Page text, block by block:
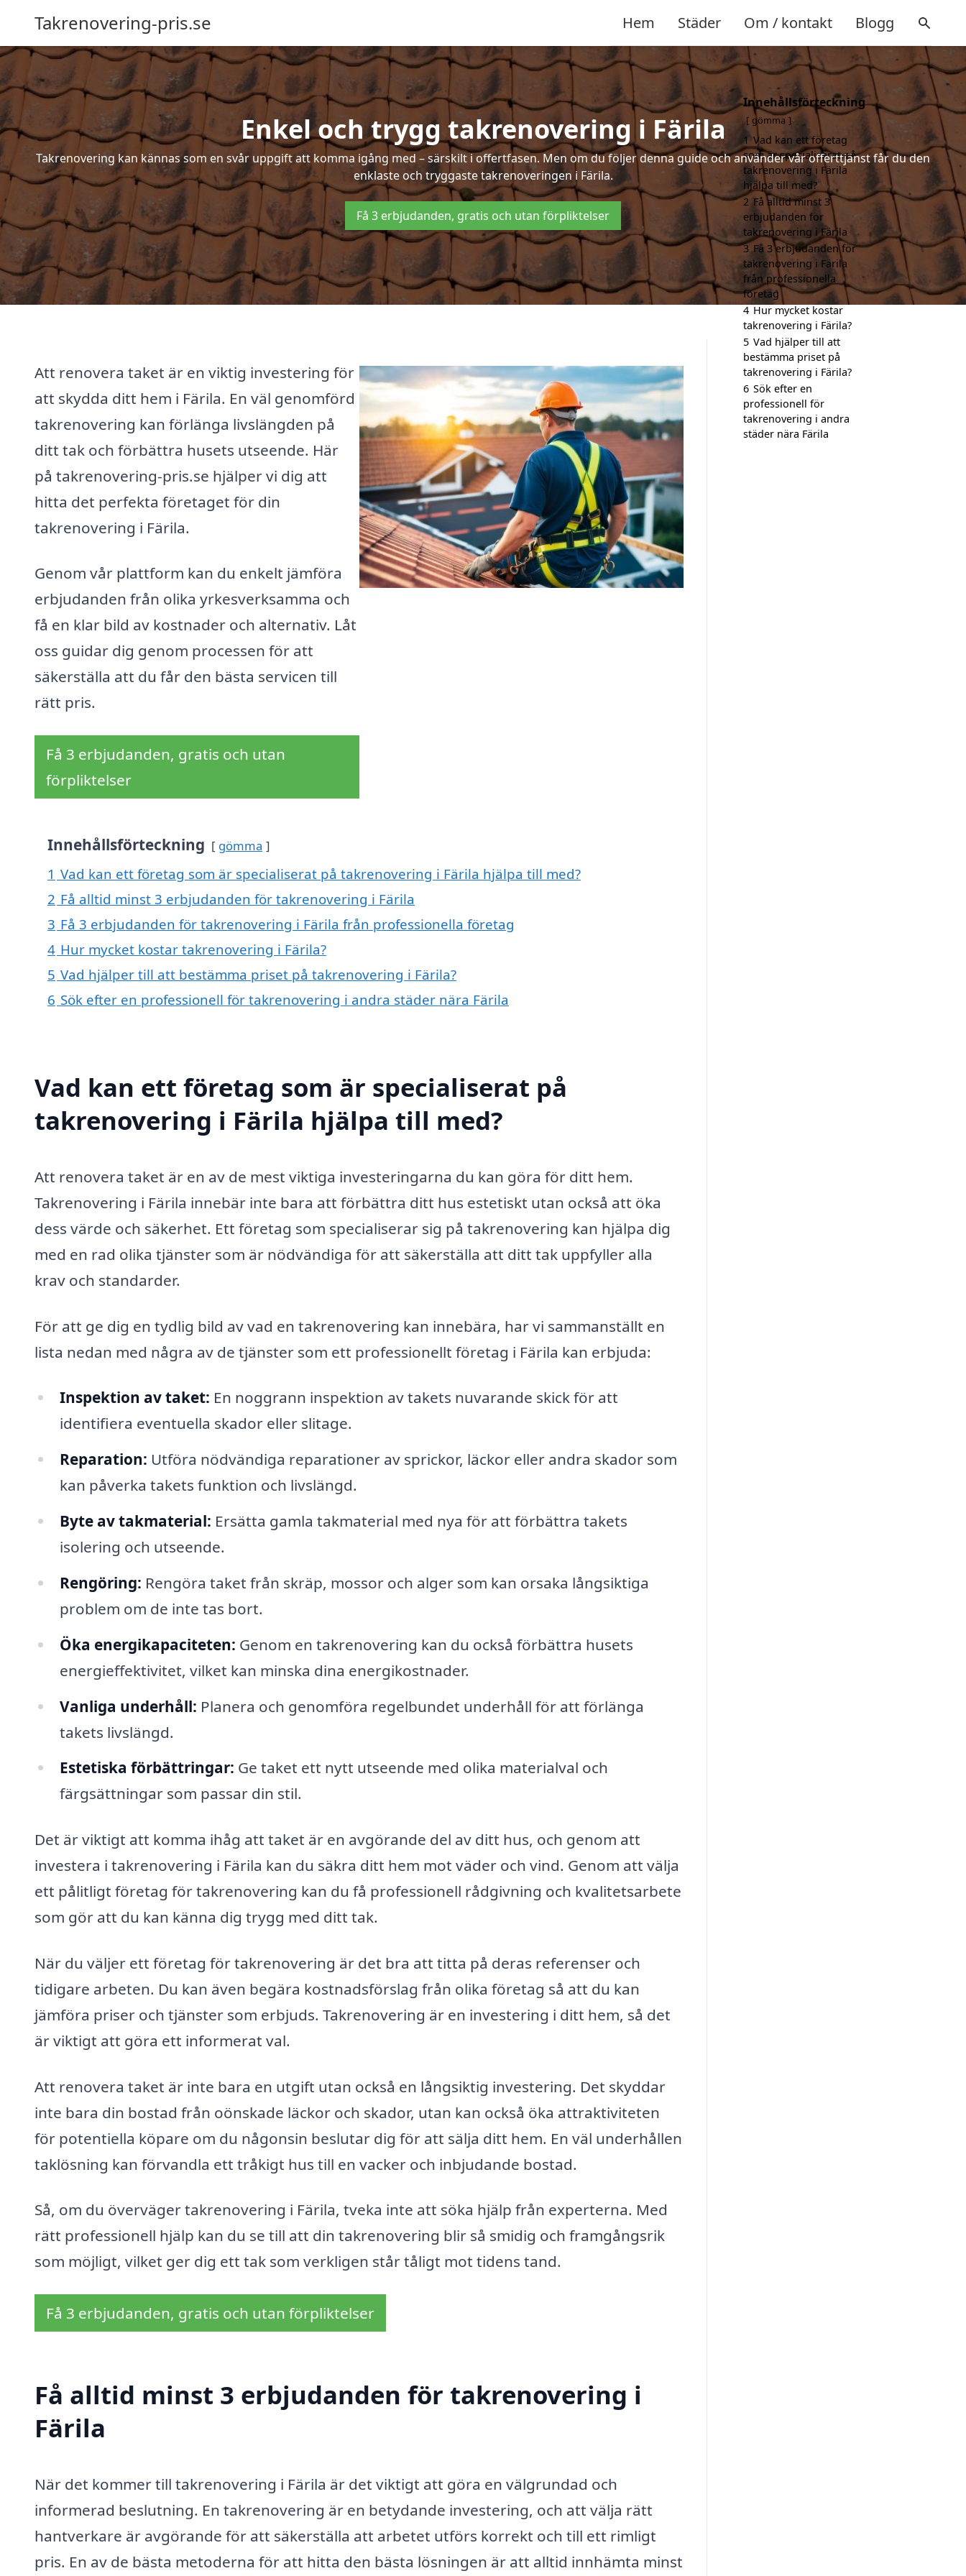
Takrenovering-pris.se Hem Städer Om / kontakt Blogg
Enkel och trygg takrenovering i Färila
Takrenovering kan kännas som en svår uppgift att komma igång med – särskilt i offertfasen. Men om du följer denna guide och använder vår offerttjänst får du den
enklaste och tryggaste takrenoveringen i Färila.
Få 3 erbjudanden, gratis och utan förpliktelser
Att renovera taket är en viktig investering för
att skydda ditt hem i Färila. En väl genomförd
takrenovering kan förlänga livslängden på
ditt tak och förbättra husets utseende. Här
på takrenovering-pris.se hjälper vi dig att
hitta det perfekta företaget för din
takrenovering i Färila.
Genom vår plattform kan du enkelt jämföra
erbjudanden från olika yrkesverksamma och
få en klar bild av kostnader och alternativ. Låt
oss guidar dig genom processen för att
säkerställa att du får den bästa servicen till
rätt pris.
Få 3 erbjudanden, gratis och utan
förpliktelser
Innehållsförteckning gömma
1 Vad kan ett företag som är specialiserat på takrenovering i Färila hjälpa till med?
2 Få alltid minst 3 erbjudanden för takrenovering i Färila
3 Få 3 erbjudanden för takrenovering i Färila från professionella företag
4 Hur mycket kostar takrenovering i Färila?
5 Vad hjälper till att bestämma priset på takrenovering i Färila?
6 Sök efter en professionell för takrenovering i andra städer nära Färila
Vad kan ett företag som är specialiserat på
takrenovering i Färila hjälpa till med?
Att renovera taket är en av de mest viktiga investeringarna du kan göra för ditt hem.
Takrenovering i Färila innebär inte bara att förbättra ditt hus estetiskt utan också att öka
dess värde och säkerhet. Ett företag som specialiserar sig på takrenovering kan hjälpa dig
med en rad olika tjänster som är nödvändiga för att säkerställa att ditt tak uppfyller alla
krav och standarder.
För att ge dig en tydlig bild av vad en takrenovering kan innebära, har vi sammanställt en
lista nedan med några av de tjänster som ett professionellt företag i Färila kan erbjuda:
Inspektion av taket: En noggrann inspektion av takets nuvarande skick för att
identifiera eventuella skador eller slitage.
Reparation: Utföra nödvändiga reparationer av sprickor, läckor eller andra skador som
kan påverka takets funktion och livslängd.
Byte av takmaterial: Ersätta gamla takmaterial med nya för att förbättra takets
isolering och utseende.
Rengöring: Rengöra taket från skräp, mossor och alger som kan orsaka långsiktiga
problem om de inte tas bort.
Öka energikapaciteten: Genom en takrenovering kan du också förbättra husets
energieffektivitet, vilket kan minska dina energikostnader.
Vanliga underhåll: Planera och genomföra regelbundet underhåll för att förlänga
takets livslängd.
Estetiska förbättringar: Ge taket ett nytt utseende med olika materialval och
färgsättningar som passar din stil.
Det är viktigt att komma ihåg att taket är en avgörande del av ditt hus, och genom att
investera i takrenovering i Färila kan du säkra ditt hem mot väder och vind. Genom att välja
ett pålitligt företag för takrenovering kan du få professionell rådgivning och kvalitetsarbete
som gör att du kan känna dig trygg med ditt tak.
När du väljer ett företag för takrenovering är det bra att titta på deras referenser och
tidigare arbeten. Du kan även begära kostnadsförslag från olika företag så att du kan
jämföra priser och tjänster som erbjuds. Takrenovering är en investering i ditt hem, så det
är viktigt att göra ett informerat val.
Att renovera taket är inte bara en utgift utan också en långsiktig investering. Det skyddar
inte bara din bostad från oönskade läckor och skador, utan kan också öka attraktiviteten
för potentiella köpare om du någonsin beslutar dig för att sälja ditt hem. En väl underhållen
taklösning kan förvandla ett tråkigt hus till en vacker och inbjudande bostad.
Så, om du överväger takrenovering i Färila, tveka inte att söka hjälp från experterna. Med
rätt professionell hjälp kan du se till att din takrenovering blir så smidig och framgångsrik
som möjligt, vilket ger dig ett tak som verkligen står tåligt mot tidens tand.
Få 3 erbjudanden, gratis och utan förpliktelser
Få alltid minst 3 erbjudanden för takrenovering i
Färila
När det kommer till takrenovering i Färila är det viktigt att göra en välgrundad och
informerad beslutning. En takrenovering är en betydande investering, och att välja rätt
hantverkare är avgörande för att säkerställa att arbetet utförs korrekt och till ett rimligt
pris. En av de bästa metoderna för att hitta den bästa lösningen är att alltid innhämta minst
Innehållsförteckning
gömma
1 Vad kan ett företag
som är specialiserat på
takrenovering i Färila
hjälpa till med?
2 Få alltid minst 3
erbjudanden för
takrenovering i Färila
3 Få 3 erbjudanden för
takrenovering i Färila
från professionella
företag
4 Hur mycket kostar
takrenovering i Färila?
5 Vad hjälper till att
bestämma priset på
takrenovering i Färila?
6 Sök efter en
professionell för
takrenovering i andra
städer nära Färila